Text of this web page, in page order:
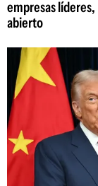
empresas
abierto